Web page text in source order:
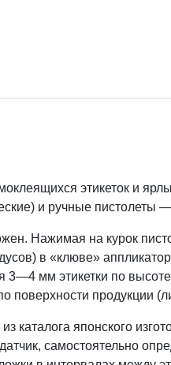
этикеток и
и ручные пистолеты
Нажимая на курок
в «клюве»
мм этикетки по
продукции
каталога японского
самостоятельно